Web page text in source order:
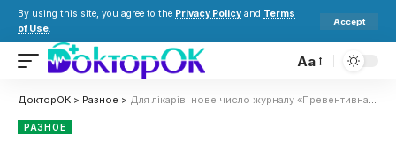
By using this site, you agree to the Privacy Policy and Terms
of Use.
Accept
Aa
ДокторОК > Разное > Для лікарів: нове число журналу «Превентивна медицина. Теорія я практика» — вже в онлайн-доступі
РАЗНОЕ